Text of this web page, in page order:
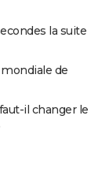
la suite
de
il changer le